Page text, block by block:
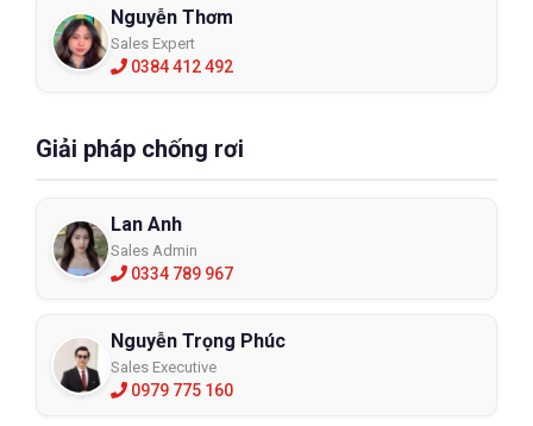
Nguyễn Thơm
Sales Expert
0384 412 492
Giải pháp chống rơi
Lan Anh
Sales Admin
0334 789 967
Nguyễn Trọng Phúc
Sales Executive
0979 775 160